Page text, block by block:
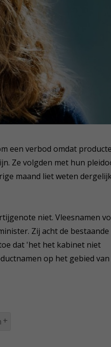
een verbod omdat
Ze volgden met hun
maand liet weten
niet. Vleesnamen
Zij acht de bestaande
dat 'het het kabinet niet
op het gebied van